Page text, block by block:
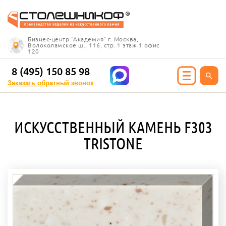
Бизнес-центр "Академия" г. Москва,
Волоколамское ш., 116, стр. 1 этаж 1 офис
120
8 (495) 150 85 98
Заказать обратный звонок
Info@stoleshnikof.ru
8 (495) 150 85 98
Заказать обратный
столешницы
под мрамор
ИСКУССТВЕННЫЙ КАМЕНЬ F303
TRISTONE